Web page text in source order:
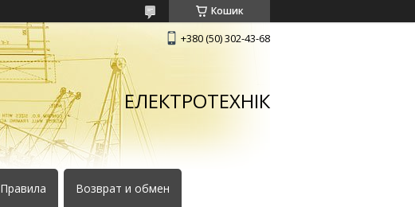
Кошик
+380 (50) 302-43-68
ЕЛЕКТРОТЕХНІК
Правила Возврат и обмен